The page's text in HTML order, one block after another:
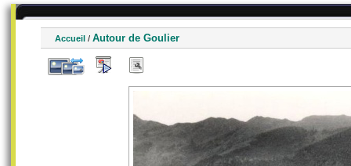
Accueil / Autour de Goulier